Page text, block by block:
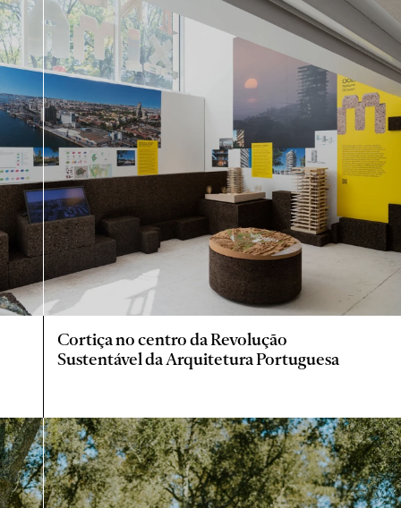
Cortiça no centro da Revolução
Sustentável da Arquitetura Portuguesa